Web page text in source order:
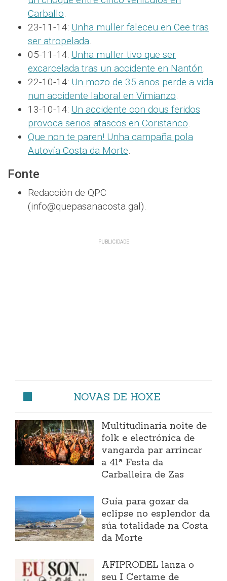
Carballo.
23-11-14: Unha muller faleceu en Cee tras
ser atropelada.
05-11-14: Unha muller tivo que ser
excarcelada tras un accidente en Nantón.
22-10-14: Un mozo de 35 anos perde a vida
nun accidente laboral en Vimianzo.
13-10-14: Un accidente con dous feridos
provoca serios atascos en Coristanco.
Que non te paren! Unha campaña pola
Autovía Costa da Morte.
Fonte
Redacción de QPC
(info@quepasanacosta.gal).
NOVAS DE HOXE
Multitudinaria noite de
folk e electrónica de
vangarda par arrincar
a 41ª Festa da
Carballeira de Zas
Guía para gozar da
eclipse no esplendor da
súa totalidade na Costa
da Morte
AFIPRODEL lanza o
seu I Certame de